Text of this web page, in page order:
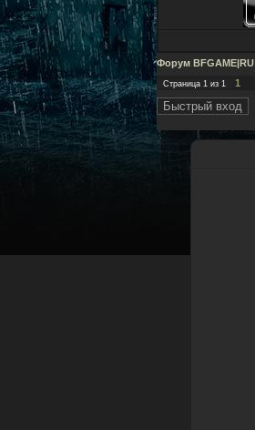
Форум BFGAME|RU
Страница 1 из 1
1